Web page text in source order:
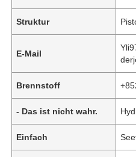
Heim
Produkte
Struktur
E-Mail
Brennstoff
- Das ist nicht wahr.
Einfach